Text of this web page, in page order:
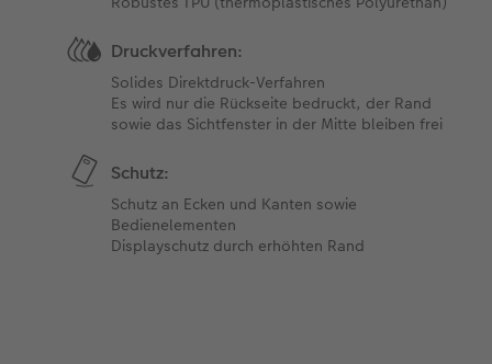
Druckverfahren:
Solides Direktdruck-Verfahren
Es wird nur die Rückseite bedruckt, der Rand
sowie das Sichtfenster in der Mitte bleiben frei
Schutz:
Schutz an Ecken und Kanten sowie
Bedienelementen
Displayschutz durch erhöhten Rand